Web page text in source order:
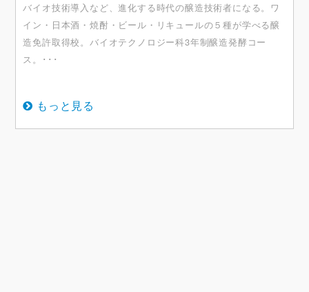
バイオ技術導入など、進化する時代の醸造技術者になる。ワ
イン・日本酒・焼酎・ビール・リキュールの５種が学べる醸
造免許取得校。バイオテクノロジー科3年制醸造発酵コー
ス。･･･
もっと見る